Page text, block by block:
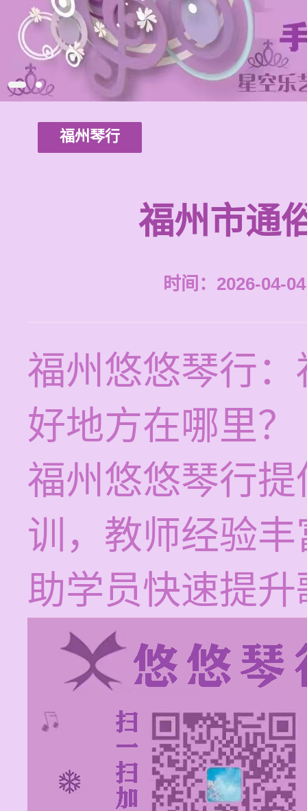
福州琴行
福州市通
时间：2026-04-
福州悠悠琴行
好地方在哪里？
福州悠悠琴行
训，教师经验
助学员快速提